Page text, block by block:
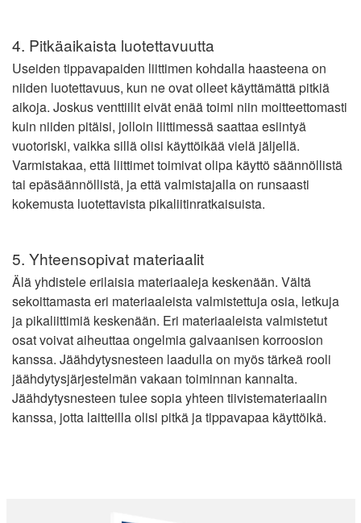
4. Pitkäaikaista luotettavuutta
Useiden tippavapaiden liittimen kohdalla haasteena on
niiden luotettavuus, kun ne ovat olleet käyttämättä pitkiä
aikoja. Joskus venttiilit eivät enää toimi niin moitteettomasti
kuin niiden pitäisi, jolloin liittimessä saattaa esiintyä
vuotoriski, vaikka sillä olisi käyttöikää vielä jäljellä.
Varmistakaa, että liittimet toimivat olipa käyttö säännöllistä
tai epäsäännöllistä, ja että valmistajalla on runsaasti
kokemusta luotettavista pikaliitinratkaisuista.
5. Yhteensopivat materiaalit
Älä yhdistele erilaisia materiaaleja keskenään. Vältä
sekoittamasta eri materiaaleista valmistettuja osia, letkuja
ja pikaliittimiä keskenään. Eri materiaaleista valmistetut
osat voivat aiheuttaa ongelmia galvaanisen korroosion
kanssa. Jäähdytysnesteen laadulla on myös tärkeä rooli
jäähdytysjärjestelmän vakaan toiminnan kannalta.
Jäähdytysnesteen tulee sopia yhteen tiivistemateriaalin
kanssa, jotta laitteilla olisi pitkä ja tippavapaa käyttöikä.